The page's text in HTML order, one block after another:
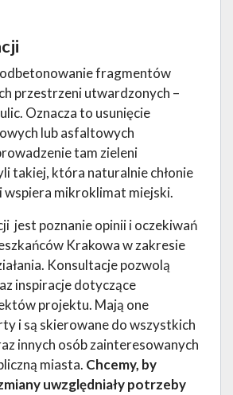
fragmentów
przestrzeni utwardzonych –
Oznacza to usunięcie
lub asfaltowych
tam zieleni
takiej, która naturalnie chłonie
wspiera mikroklimat miejski.
jest poznanie opinii i oczekiwań
Krakowa w zakresie
Konsultacje pozwolą
inspiracje dotyczące
projektu. Mają one
i są skierowane do wszystkich
innych osób zainteresowanych
miasta. Chcemy, by
uwzględniały potrzeby